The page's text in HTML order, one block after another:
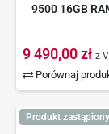
9500 16GB
9 490,00 zł z
Porównaj
Produkt